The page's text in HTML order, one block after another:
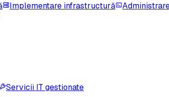
Implementare infrastructură
Servicii IT gestionate